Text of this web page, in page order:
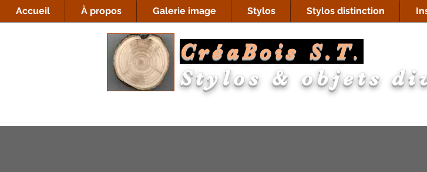
Accueil À propos Galerie image Stylos Stylos distinction
CréaBois S.T.
Stylos & objets